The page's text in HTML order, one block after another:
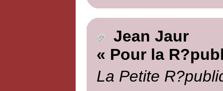
Jean Jaur
« Pour la
La Petite